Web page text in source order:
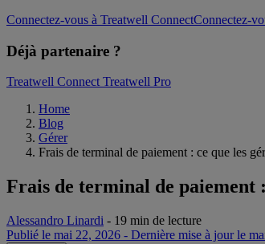
Connectez-vous à Treatwell ConnectConnectez-
Déjà partenaire ?
Treatwell ConnectTreatwell Pro
Home
Blog
Gérer
Frais de terminal de paiement : ce que les
Frais de terminal de paiement
Alessandro Linardi - 19 min de lecture
Publié le mai 22, 2026 - Dernière mise à jour le